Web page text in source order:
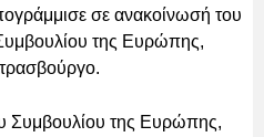
σε ανακοίνωσή του
της Ευρώπης,
Συμβουλίου της Ευρώπης,